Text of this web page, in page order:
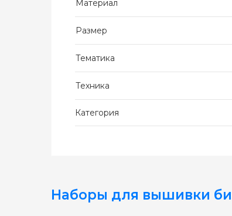
Материал
Размер
Тематика
Техника
Категория
Наборы для вышивки